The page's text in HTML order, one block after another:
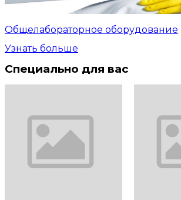
Общелабораторное оборудование
Узнать больше
Специально для вас